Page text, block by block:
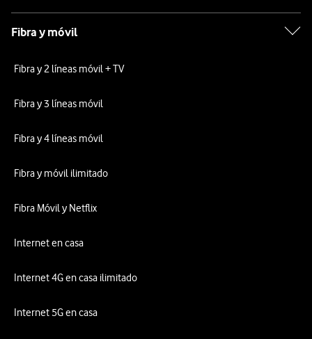
Fibra y móvil
Fibra y 2 líneas móvil + TV
Fibra y 3 líneas móvil
Fibra y 4 líneas móvil
Fibra y móvil ilimitado
Fibra Móvil y Netflix
Internet en casa
Internet 4G en casa ilimitado
Internet 5G en casa